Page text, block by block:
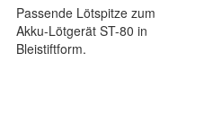
Passende Lötspitze zum
Akku-Lötgerät ST-80 in
Bleistiftform.